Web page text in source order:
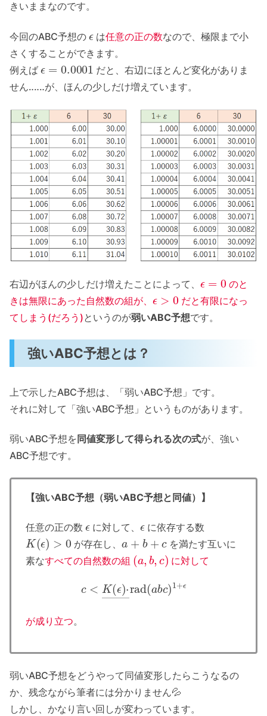
きいままなのです。
今回のABC予想の は任意の正の数なので、極限まで小
さくすることができます。
例えば ϵ =0.0001 だと、右辺にほとんど変化がありま
せん‥‥‥が、ほんの少しだけ増えています。
右辺がほんの少しだけ増えたことによって、
のと
きは無限にあった自然数の組が、
>0
だと有限になっ
てしまう(だろう)というのが弱いABC予想です。
強いABC予想とは？
上で示したABC予想は、「弱いABC予想」です。
それに対して「強いABC予想」というものがあります。
弱いABC予想を 同値変形して得られる次の式が、強い
ABC予想です。
【強いABC予想（弱いABC予想と同値）】
任意の正の数 に対して、 に依存する数
K(ϵ)> が存在し、 a + b+
を満たす互いに
素なすべての自然数の組 ( b, ) に対して
K( ϵ)⋅― rad(a b c)1+
が成り立つ。
弱いABC予想をどうやって同値変形したらこうなるの
か、残念ながら筆者には分かりません💦
しかし、かなり言い回しが変わっています。